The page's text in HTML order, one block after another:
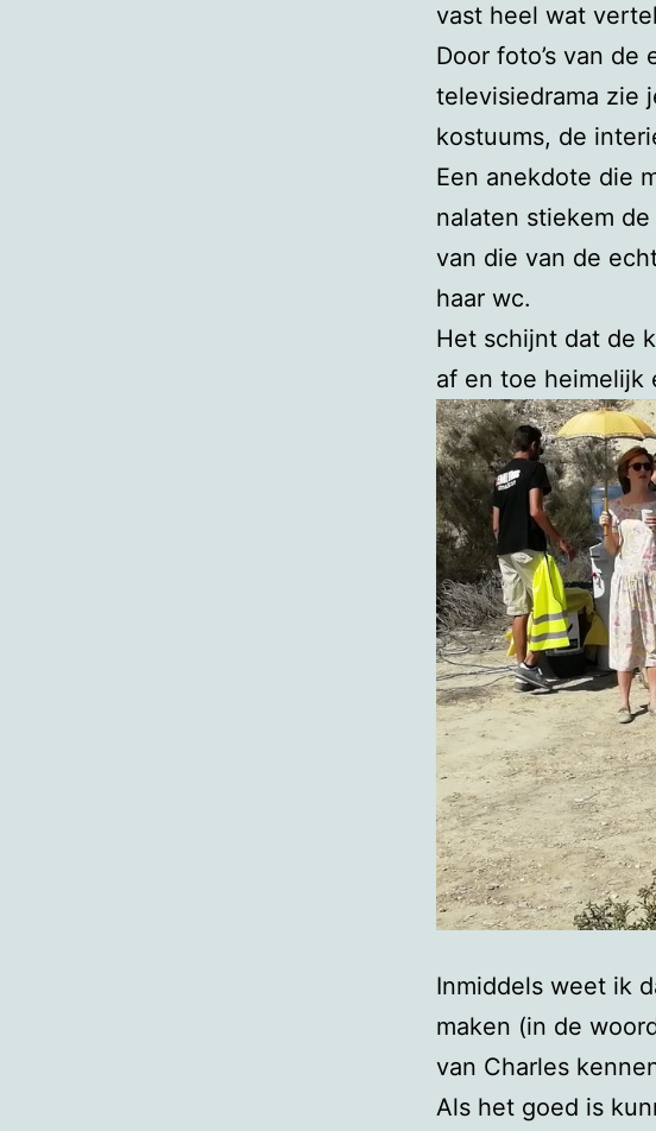
vast heel wat
Door foto’s van
televisiedrama zie
kostuums, de
Een anekdote die
nalaten stiekem
van die van de
haar wc.
Het schijnt dat de
af en toe heimelijk
Inmiddels weet ik
maken (in de
van Charles
Als het goed is